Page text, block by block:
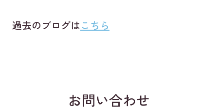
過去のブログはこちら
お問い合わせ